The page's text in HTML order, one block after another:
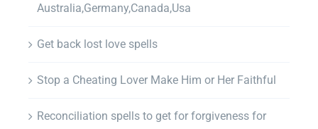
Australia,Germany,Canada,Usa
Get back lost love spells
Stop a Cheating Lover Make Him or Her Faithful
Reconciliation spells to get for forgiveness for